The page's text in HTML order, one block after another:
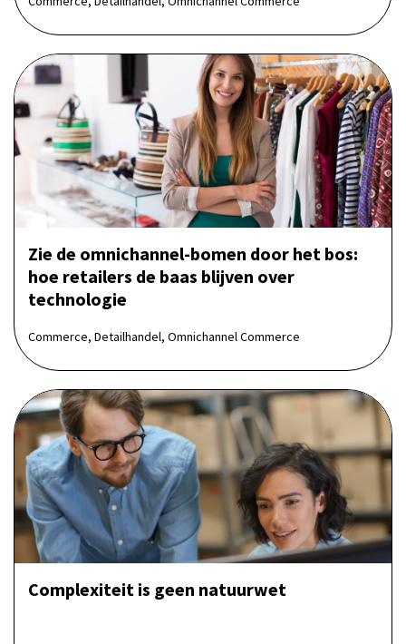
Zie de omnichannel-bomen door het bos:
hoe retailers de baas blijven over
technologie
Commerce, Detailhandel, Omnichannel Commerce
Complexiteit is geen natuurwet